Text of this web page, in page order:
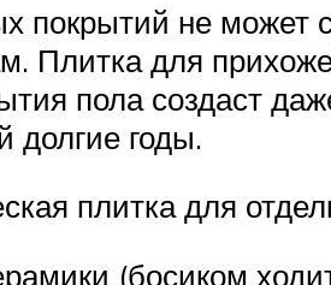
покрытий не может
Плитка для
пола создаст
долгие годы.
плитка для
(босиком